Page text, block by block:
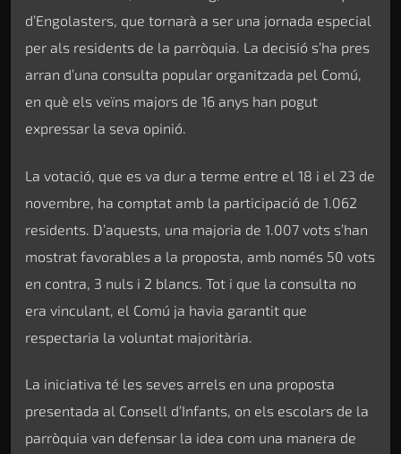
d’Engolasters, que tornarà a ser una jornada especial
per als residents de la parròquia. La decisió s’ha pres
arran d’una consulta popular organitzada pel Comú,
en què els veïns majors de 16 anys han pogut
expressar la seva opinió.
La votació, que es va dur a terme entre el 18 i el 23 de
novembre, ha comptat amb la participació de 1.062
residents. D’aquests, una majoria de 1.007 vots s’han
mostrat favorables a la proposta, amb només 50 vots
en contra, 3 nuls i 2 blancs. Tot i que la consulta no
era vinculant, el Comú ja havia garantit que
respectaria la voluntat majoritària.
La iniciativa té les seves arrels en una proposta
presentada al Consell d’Infants, on els escolars de la
parròquia van defensar la idea com una manera de